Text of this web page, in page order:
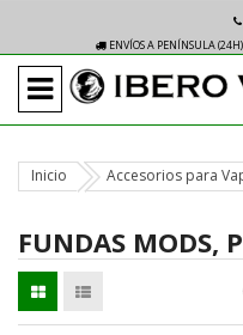
ENVÍOS A PENÍNSULA
Inicio Accesorios para
FUNDAS MODS,